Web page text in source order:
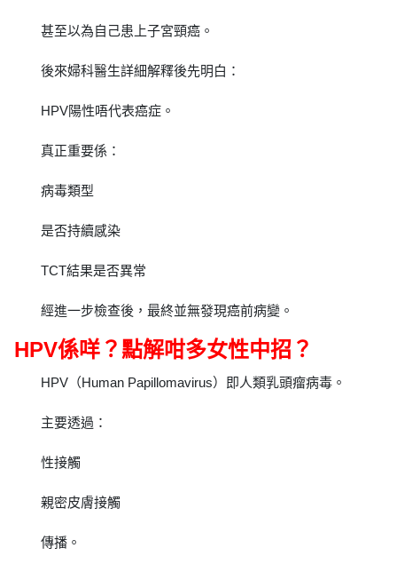
甚至以為自己患上子宮頸癌。
後來婦科醫生詳細解釋後先明白：
HPV陽性唔代表癌症。
真正重要係：
病毒類型
是否持續感染
TCT結果是否異常
經進一步檢查後，最終並無發現癌前病變。
HPV係咩？點解咁多女性中招？
HPV（Human Papillomavirus）即人類乳頭瘤病毒。
主要透過：
性接觸
親密皮膚接觸
傳播。